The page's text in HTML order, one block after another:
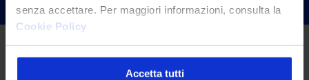
senza accettare. Per maggiori informazioni, consulta la
Cookie Policy
Accetta tutti
Test pricing e leadership di